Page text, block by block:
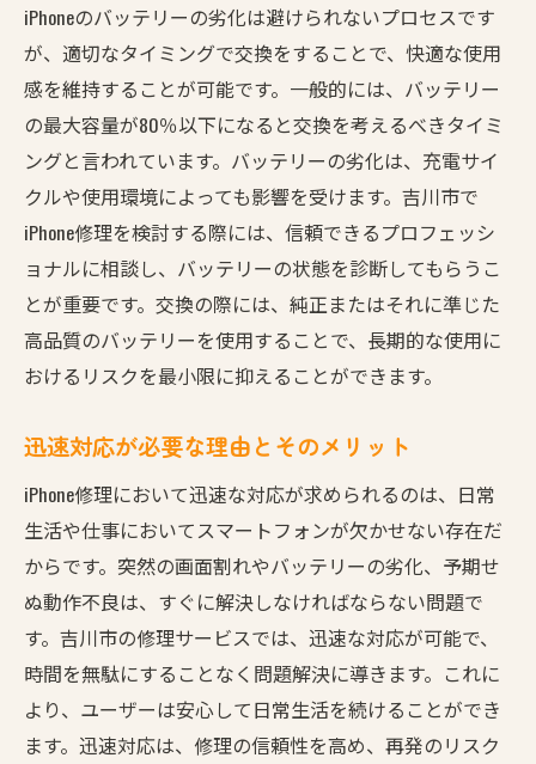
iPhoneのバッテリーの劣化は避けられないプロセスです
が、適切なタイミングで交換をすることで、快適な使用
感を維持することが可能です。一般的には、バッテリー
の最大容量が80％以下になると交換を考えるべきタイミ
ングと言われています。バッテリーの劣化は、充電サイ
クルや使用環境によっても影響を受けます。吉川市で
iPhone修理を検討する際には、信頼できるプロフェッシ
ョナルに相談し、バッテリーの状態を診断してもらうこ
とが重要です。交換の際には、純正またはそれに準じた
高品質のバッテリーを使用することで、長期的な使用に
おけるリスクを最小限に抑えることができます。
迅速対応が必要な理由とそのメリット
iPhone修理において迅速な対応が求められるのは、日常
生活や仕事においてスマートフォンが欠かせない存在だ
からです。突然の画面割れやバッテリーの劣化、予期せ
ぬ動作不良は、すぐに解決しなければならない問題で
す。吉川市の修理サービスでは、迅速な対応が可能で、
時間を無駄にすることなく問題解決に導きます。これに
より、ユーザーは安心して日常生活を続けることができ
ます。迅速対応は、修理の信頼性を高め、再発のリスク